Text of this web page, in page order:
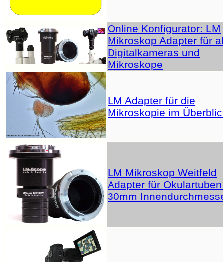
Online Konfigurator: LM
Mikroskop Adapter für
Digitalkameras und
Mikroskope
LM Adapter für die
Mikroskopie im
LM Mikroskop Weitfeld
Adapter für
30mm